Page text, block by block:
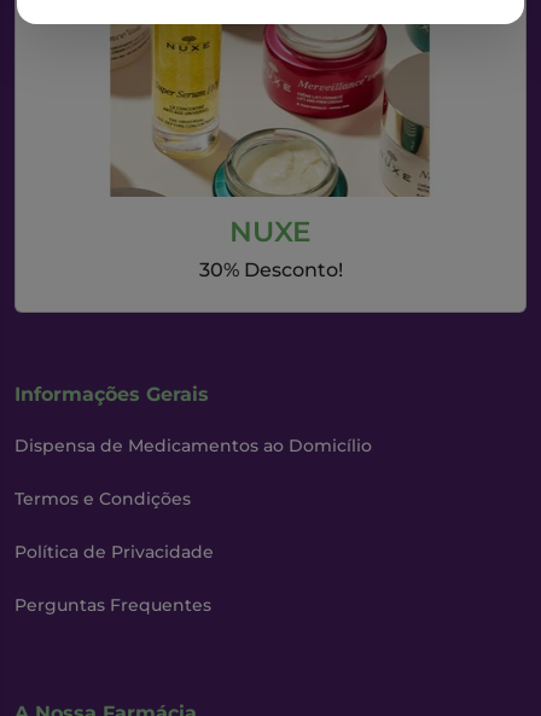
Estender para o contorno do pescoço, orelhas e testa
para um resultado mais natural.
NUXE
30% Desconto!
Informações Gerais
Dispensa de Medicamentos ao Domicílio
Termos e Condições
Política de Privacidade
Perguntas Frequentes